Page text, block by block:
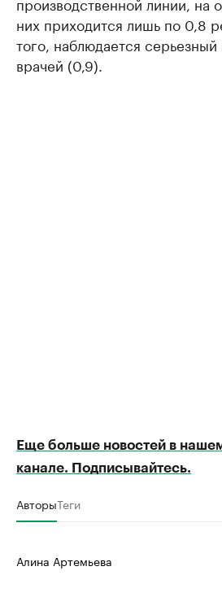
них приходится лишь по 0,8
того, наблюдается серьезный
врачей (0,9).
Еще больше новостей в
канале. Подписывайтесь.
АвторыТеги
Алина Артемьева